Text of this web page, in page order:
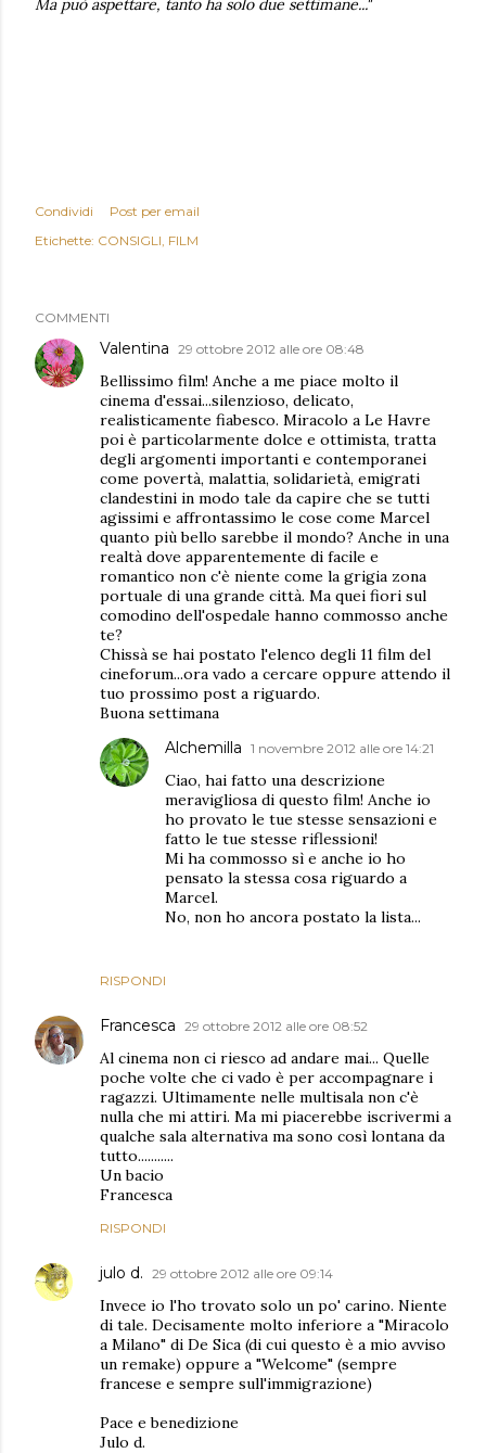
Ma può aspettare, tanto ha solo due settimane..."
Condividi
Post per email
Etichette: CONSIGLI FILM
COMMENTI
Valentina 29 ottobre 2012 alle ore 08:48
Bellissimo film! Anche a me piace molto il
cinema d'essai...silenzioso, delicato,
realisticamente fiabesco. Miracolo a Le Havre
poi è particolarmente dolce e ottimista, tratta
degli argomenti importanti e contemporanei
come povertà, malattia, solidarietà, emigrati
clandestini in modo tale da capire che se tutti
agissimi e affrontassimo le cose come Marcel
quanto più bello sarebbe il mondo? Anche in una
realtà dove apparentemente di facile e
romantico non c'è niente come la grigia zona
portuale di una grande città. Ma quei fiori sul
comodino dell'ospedale hanno commosso anche
te?
Chissà se hai postato l'elenco degli 11 film del
cineforum...ora vado a cercare oppure attendo il
tuo prossimo post a riguardo.
Buona settimana
RISPONDI
Alchemilla 1 novembre 2012 alle ore 14:21
Ciao, hai fatto una descrizione
meravigliosa di questo film! Anche io
ho provato le tue stesse sensazioni e
fatto le tue stesse riflessioni!
Mi ha commosso sì e anche io ho
pensato la stessa cosa riguardo a
Marcel.
No, non ho ancora postato la lista...
Francesca 29 ottobre 2012 alle ore 08:52
Al cinema non ci riesco ad andare mai... Quelle
poche volte che ci vado è per accompagnare i
ragazzi. Ultimamente nelle multisala non c'è
nulla che mi attiri. Ma mi piacerebbe iscrivermi a
qualche sala alternativa ma sono così lontana da
tutto...........
Un bacio
Francesca
RISPONDI
julo d. 29 ottobre 2012 alle ore 09:14
Invece io l'ho trovato solo un po' carino. Niente
di tale. Decisamente molto inferiore a "Miracolo
a Milano" di De Sica (di cui questo è a mio avviso
un remake) oppure a "Welcome" (sempre
francese e sempre sull'immigrazione)
Pace e benedizione
Julo d.